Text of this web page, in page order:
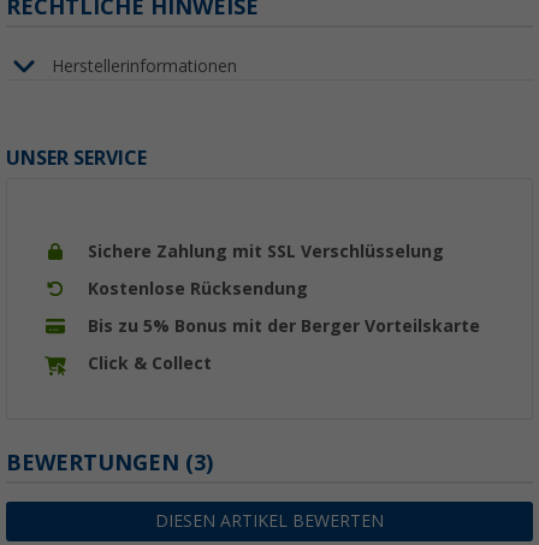
RECHTLICHE HINWEISE
Herstellerinformationen
UNSER SERVICE
Sichere Zahlung mit SSL Verschlüsselung
Kostenlose Rücksendung
Bis zu 5% Bonus mit der Berger Vorteilskarte
Click & Collect
BEWERTUNGEN (3)
DIESEN ARTIKEL BEWERTEN